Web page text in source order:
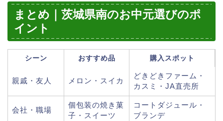
まとめ｜茨城県南のお中元選びのポ
イント
シーン おすすめ品 購入スポット
親戚・友人 メロン・スイカ
どきどきファーム・
カスミ・JA直売所
会社・職場
個包装の焼き菓
子・スイーツ
コートダジュール・
ブランデ